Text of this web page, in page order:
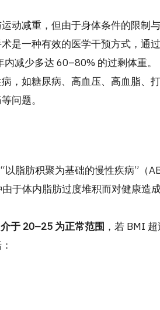
动减重，但由于身体条件的限制
是一种有效的医学干预方式，通
减少多达 60–80% 的过剩体重。
，如糖尿病、高血压、高血脂、
问题。
脂肪积聚为基础的慢性疾病”（
于体内脂肪过度堆积而对健康造
于 20–25 为正常范围 ，若 BMI